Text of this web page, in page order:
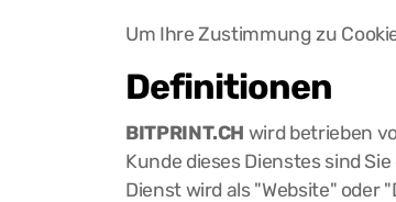
Um Ihre Zustimmung zu
Definitionen
BITPRINT.CH wird betrieben
Kunde dieses Dienstes sind
Dienst wird als "Website"